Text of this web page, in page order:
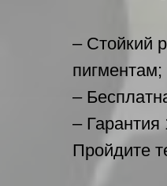
– Стойкий
пигментам;
–
– Гарантия
Пройдите